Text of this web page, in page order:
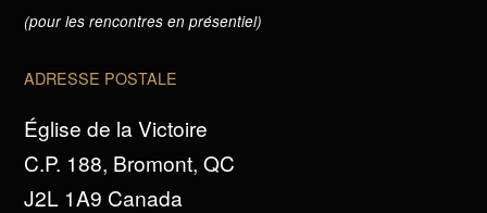
(pour les rencontres en présentiel)
ADRESSE POSTALE
Église de la Victoire
C.P. 188, Bromont, QC
J2L 1A9 Canada